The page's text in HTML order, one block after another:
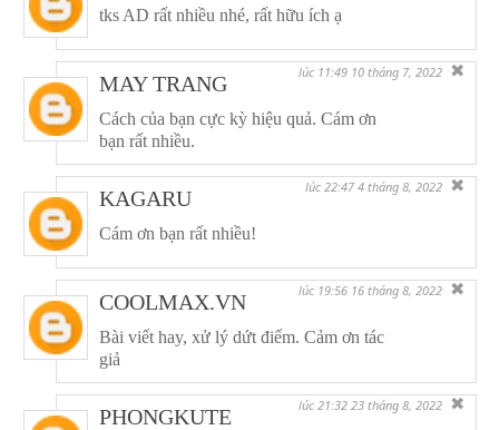
tks AD rất nhiều nhé, rất hữu ích ạ
MAY TRANG lúc 11:49 10 tháng 7, 2022 ✖
Cách của bạn cực kỳ hiệu quả. Cám ơn
bạn rất nhiều.
KAGARU lúc 22:47 4 tháng 8, 2022 ✖
Cám ơn bạn rất nhiều!
COOLMAX.VN lúc 19:56 16 tháng 8, 2022 ✖
Bài viết hay, xử lý dứt điểm. Cảm ơn tác
giả
PHONGKUTE lúc 21:32 23 tháng 8, 2022 ✖